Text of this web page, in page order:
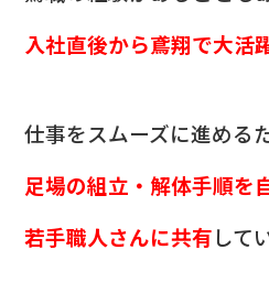
入社直後から鳶翔で大活
仕事をスムーズに進める
足場の組立・解体手順を
若手職人さんに共有して